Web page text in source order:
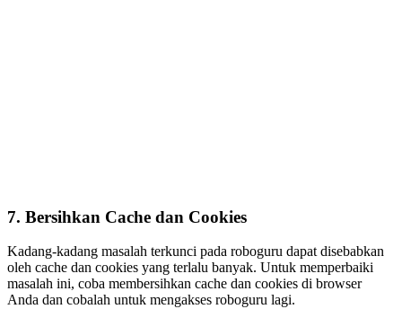
7. Bersihkan Cache dan Cookies
Kadang-kadang masalah terkunci pada roboguru dapat disebabkan
oleh cache dan cookies yang terlalu banyak. Untuk memperbaiki
masalah ini, coba membersihkan cache dan cookies di browser
Anda dan cobalah untuk mengakses roboguru lagi.